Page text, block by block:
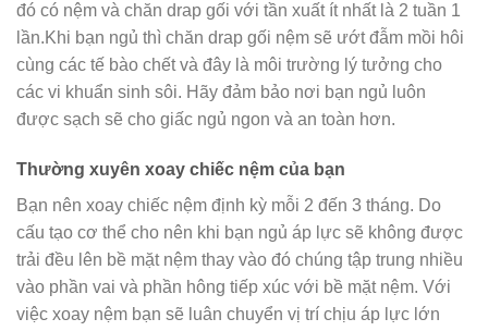
đó có nệm và chăn drap gối với tần xuất ít nhất là 2 tuần 1
lần.Khi bạn ngủ thì chăn drap gối nệm sẽ ướt đẫm mồi hôi
cùng các tế bào chết và đây là môi trường lý tưởng cho
các vi khuẩn sinh sôi. Hãy đảm bảo nơi bạn ngủ luôn
được sạch sẽ cho giấc ngủ ngon và an toàn hơn.
Thường xuyên xoay chiếc nệm của bạn
Bạn nên xoay chiếc nệm định kỳ mỗi 2 đến 3 tháng. Do
cấu tạo cơ thể cho nên khi bạn ngủ áp lực sẽ không được
trải đều lên bề mặt nệm thay vào đó chúng tập trung nhiều
vào phần vai và phần hông tiếp xúc với bề mặt nệm. Với
việc xoay nệm bạn sẽ luân chuyển vị trí chịu áp lực lớn